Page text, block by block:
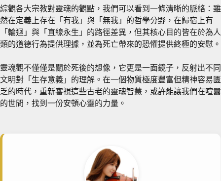
綜觀各大宗教對靈魂的觀點，我們可以看到一條清晰的脈絡：雖
然在定義上存在「有我」與「無我」的哲學分野，在歸宿上有
「輪迴」與「直線永生」的路徑差異，但其核心目的皆在於為人
類的道德行為提供理據，並為死亡帶來的恐懼提供終極的安慰。
靈魂觀不僅僅是關於死後的想像，它更是一面鏡子，反射出不同
文明對「生存意義」的理解。在一個物質極度豐富但精神容易匱
乏的時代，重新審視這些古老的靈魂智慧，或許能讓我們在喧囂
的世間，找到一份安頓心靈的力量。